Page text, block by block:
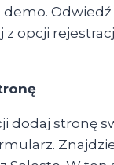
Odwiedź
opcji
dodaj stronę